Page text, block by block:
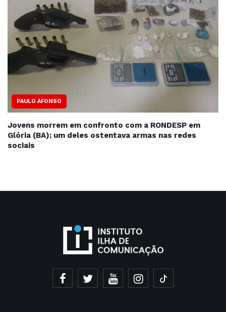
PAULO AFONSO
Jovens morrem em confronto com a RONDESP em
Glória (BA); um deles ostentava armas nas redes
sociais